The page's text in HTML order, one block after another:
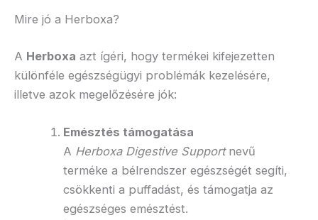
Mire jó a Herboxa?
A Herboxa azt ígéri, hogy termékei kifejezetten
különféle egészségügyi problémák kezelésére,
illetve azok megelőzésére jók:
Emésztés támogatása
A Herboxa Digestive Supportnevű
terméke a bélrendszer egészségét segíti,
csökkenti a puffadást, és támogatja az
egészséges emésztést.